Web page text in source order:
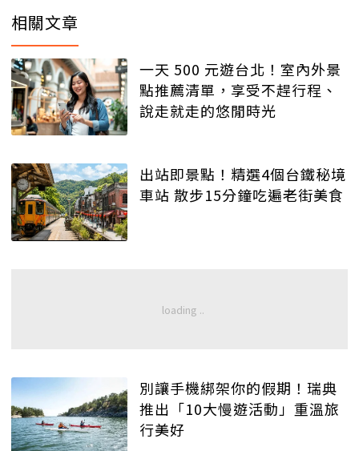
相關文章
一天 500 元遊台北！室內外景
點推薦清單，享受不趕行程、
說走就走的悠閒時光
出站即景點！精選4個台鐵秘境
車站 散步15分鐘吃遍老街美食
別讓手機綁架你的假期！瑞典
推出「10大慢遊活動」重溫旅
行美好